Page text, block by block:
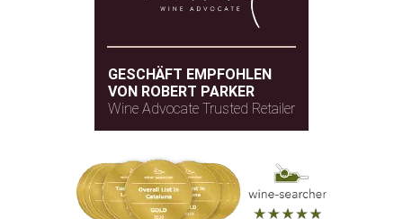
GESCHÄFT EMPFOHLEN
VON ROBERT PARKER
Wine Advocate Trusted Retailer